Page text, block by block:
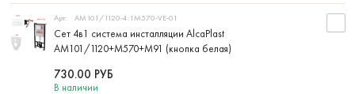
Сет 4в1 система инсталляции AlcaPlast
AM101/1120+M570+M91 (кнопка белая)
Арт: AM101/1120-4:1M570-VE-01
В наличии
730.00 РУБ